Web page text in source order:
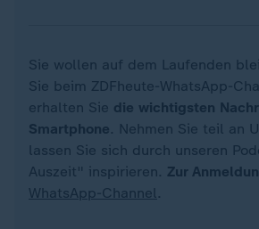
Sie wollen auf dem Laufenden
Sie beim ZDFheute-WhatsApp-
erhalten Sie die wichtigsten
Smartphone. Nehmen Sie teil an
lassen Sie sich durch unseren
Auszeit" inspirieren. Zur
WhatsApp-Channel.